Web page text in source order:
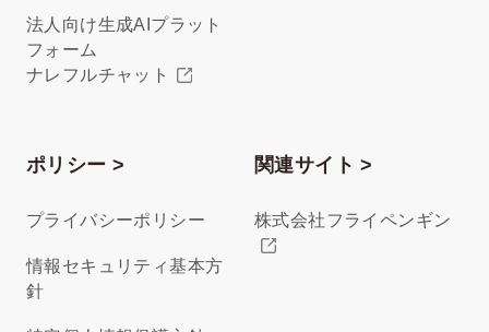
法人向け生成AIプラット
フォーム
ナレフルチャット
ポリシー >
プライバシーポリシー
情報セキュリティ基本方
針
関連サイト >
株式会社フライペンギン